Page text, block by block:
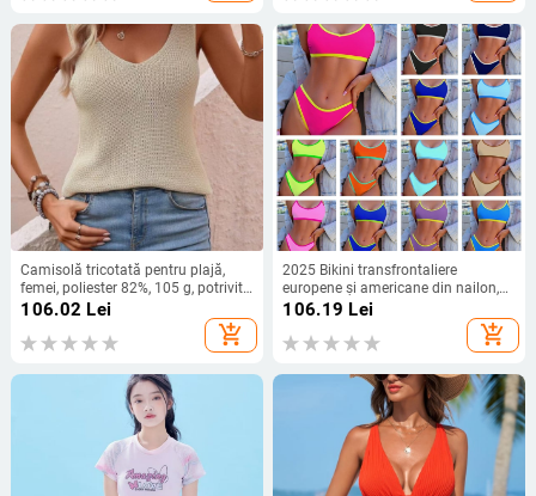
Camisolă tricotată pentru plajă,
femei, poliester 82%, 105 g, potrivită
pentru înot și bălăceală
106.02 Lei
add_shopping_cart
2025 Bikini transfrontaliere
europene și americane din nailon,
culoare bikini, cu trei puncte, modă
costum de baie pentru femei
106.19 Lei
add_shopping_cart